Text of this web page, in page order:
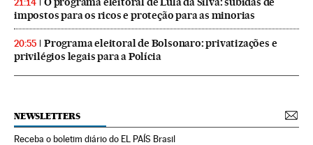
21:14
impostos para os ricos e proteção para as minorias
20:55
Programa eleitoral de Bolsonaro: privatizações e
privilégios legais para a Polícia
NEWSLETTERS
Receba o boletim diário do EL PAÍS Brasil